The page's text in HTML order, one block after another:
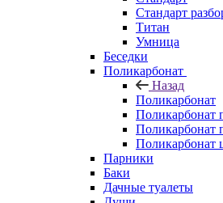
Стандарт
Титан
Умница
Беседки
Поликарбонат
Назад
Поликарбонат
Поликарбонат
Поликарбонат
Поликарбонат
Парники
Баки
Дачные туалеты